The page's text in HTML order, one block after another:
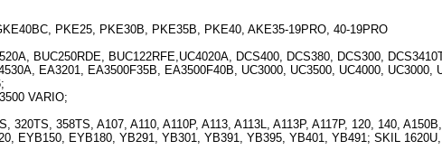
PKE25, PKE30B, PKE35B, PKE40, AKE35-19PRO, 40-19PRO
BUC250RDE, BUC122RFE,UC4020A, DCS400, DCS380, DCS300,
EA3201, EA3500F35B, EA3500F40B, UC3000, UC3500, UC4000, UC3000,
VARIO;
358TS, A107, A110, A110P, A113, A113L, A113P, A117P, 120, 140,
EYB150, EYB180, YB291, YB301, YB391, YB395, YB401, YB491; SKIL